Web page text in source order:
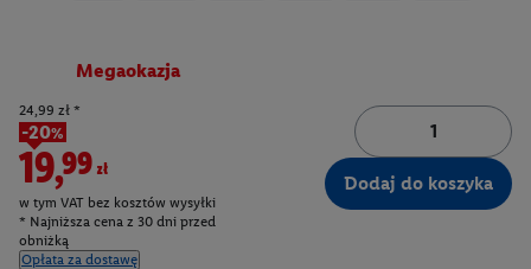
Megaokazja
24,99 zł *
-20%
19,99zł
w tym VAT bez kosztów wysyłki
* Najniższa cena z 30 dni przed
obniżką
Opłata za dostawę
Dodaj do koszyka